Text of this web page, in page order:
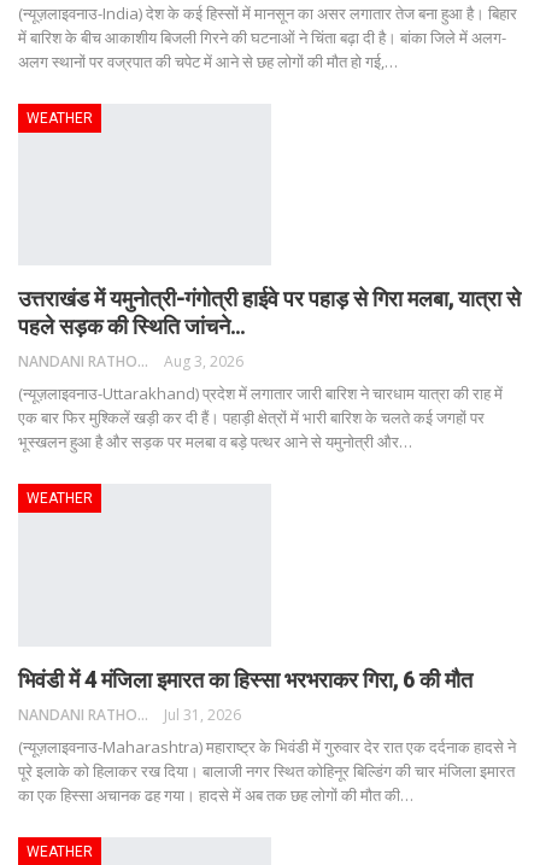
(न्यूज़लाइवनाउ-India) देश के कई हिस्सों में मानसून का असर लगातार तेज बना हुआ है। बिहार
में बारिश के बीच आकाशीय बिजली गिरने की घटनाओं ने चिंता बढ़ा दी है। बांका जिले में अलग-
अलग स्थानों पर वज्रपात की चपेट में आने से छह लोगों की मौत हो गई,…
WEATHER
उत्तराखंड में यमुनोत्री-गंगोत्री हाईवे पर पहाड़ से गिरा मलबा, यात्रा से
पहले सड़क की स्थिति जांचने…
NANDANI RATHORE Aug 3, 2026
(न्यूज़लाइवनाउ-Uttarakhand) प्रदेश में लगातार जारी बारिश ने चारधाम यात्रा की राह में
एक बार फिर मुश्किलें खड़ी कर दी हैं। पहाड़ी क्षेत्रों में भारी बारिश के चलते कई जगहों पर
भूस्खलन हुआ है और सड़क पर मलबा व बड़े पत्थर आने से यमुनोत्री और…
WEATHER
भिवंडी में 4 मंजिला इमारत का हिस्सा भरभराकर गिरा, 6 की मौत
NANDANI RATHORE Jul 31, 2026
(न्यूज़लाइवनाउ-Maharashtra) महाराष्ट्र के भिवंडी में गुरुवार देर रात एक दर्दनाक हादसे ने
पूरे इलाके को हिलाकर रख दिया। बालाजी नगर स्थित कोहिनूर बिल्डिंग की चार मंजिला इमारत
का एक हिस्सा अचानक ढह गया। हादसे में अब तक छह लोगों की मौत की…
WEATHER